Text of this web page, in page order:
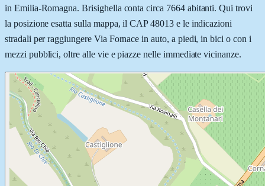
in Emilia-Romagna. Brisighella conta circa 7664 abitanti. Qui trovi
la posizione esatta sulla mappa, il CAP 48013 e le indicazioni
stradali per raggiungere Via Fornace in auto, a piedi, in bici o con i
mezzi pubblici, oltre alle vie e piazze nelle immediate vicinanze.